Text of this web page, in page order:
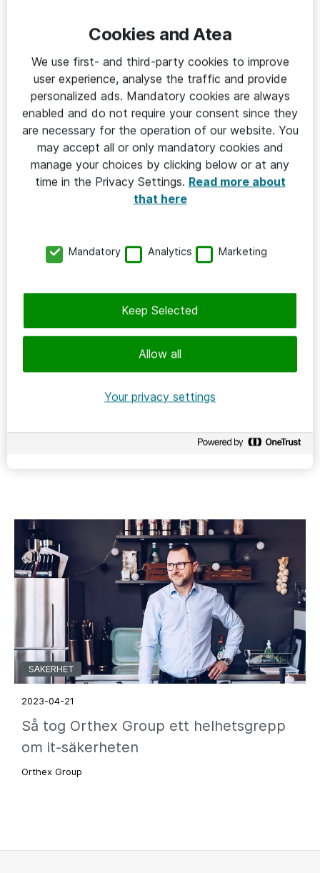
2024-05-27
Så tog Boliden ett strukturerat grepp
om it-säkerheten
Boliden
Så stoppade Fagersta och Norberg it-
intrånget i tid
SÄKERHET
2023-04-21
Så tog Orthex Group ett helhetsgrepp
om it-säkerheten
Orthex Group
Cookies and Atea
We use first- and third-party cookies to improve
user experience, analyse the traffic and provide
personalized ads. Mandatory cookies are always
enabled and do not require your consent since they
are necessary for the operation of our website. You
may accept all or only mandatory cookies and
manage your choices by clicking below or at any
time in the Privacy Settings. Read more about
that here
Mandatory Analytics Marketing
Allow all
Keep Selected
Your privacy settings